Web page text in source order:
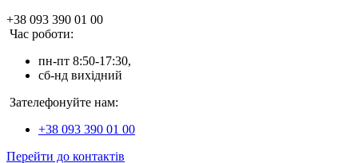
+38 093 390 01 00
Час роботи:
пн-пт 8:50-17:30,
сб-нд вихідний
Зателефонуйте нам:
+38 093 390 01 00
Перейти до контактів